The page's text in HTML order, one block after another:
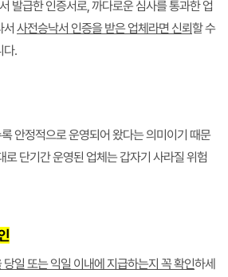
발급한 인증서로, 까다로운 심사를 통과한 업
서 사전승낙서 인증을 받은 업체라면 신뢰할 수
다.
안정적으로 운영되어 왔다는 의미이기 때문
로 단기간 운영된 업체는 갑자기 사라질 위험
일 또는 익일 이내에 지급하는지 꼭 확인하세